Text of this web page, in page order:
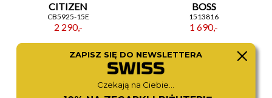
CITIZEN
CB5925-15E
2 290,-
BOSS
1513816
1 690,-
ZAPISZ SIĘ DO NEWSLETTERA
Czekają na Ciebie...